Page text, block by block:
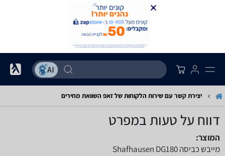
יצירת קשר עם שירות הלקוחות של זאפ השוואת מחירים
דווח על טעות במפרט
המוצר:
מייבש כביסה Shafhausen DG180